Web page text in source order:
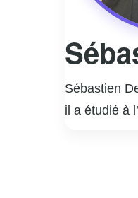
Sébastien
il a étudié à